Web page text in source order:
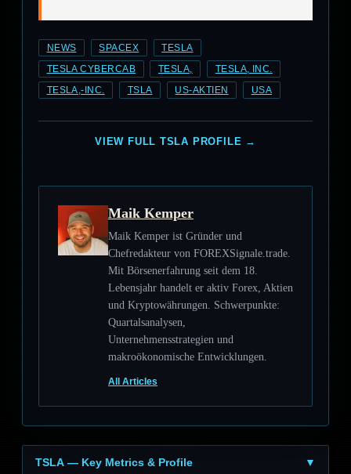
NEWS SPACEX TESLA
TESLA CYBERCAB TESLA, TESLA, INC.
TESLA,-INC. TSLA US-AKTIEN USA
VIEW FULL TSLA PROFILE →
Maik Kemper
Maik Kemper ist Gründer und
Chefredakteur von FOREXSignale.trade.
Mit Börsenerfahrung seit dem 18.
Lebensjahr handelt er aktiv Forex, Aktien
und Kryptowährungen. Schwerpunkte:
Quartalsanalysen,
Unternehmensstrategien und
makroökonomische Entwicklungen.
All Articles
TSLA — Key Metrics & Profile ▼